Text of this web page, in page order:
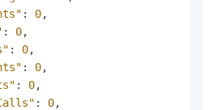
: 0,
: 0,
: 0,
: 0,
: 0,
: 0,